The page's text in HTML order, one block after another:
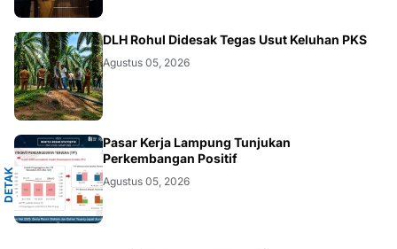
DAERAH DLH Rohul Didesak Tegas Usut Keluhan PKS
Agustus 05, 2026
D
E
T
A
K
N
U
S
A
N
T
A
RA
Pasar Kerja Lampung Tunjukan
Perkembangan Positif
Agustus 05, 2026